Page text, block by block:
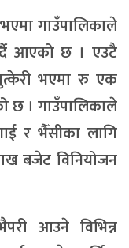
गाउँपालिकाले
आएको छ । एउटै
भएमा रु एक
छ । गाउँपालिकाले
र भैँंसीका लागि
बजेट विनियोजन
आउने विभिन्न